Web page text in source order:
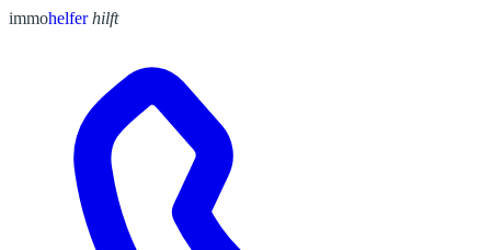
immohelfer hilft